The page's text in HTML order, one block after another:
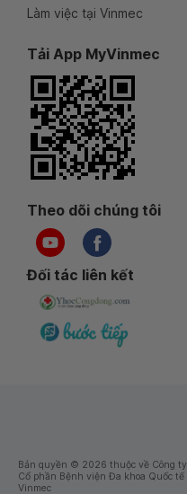
Làm việc tại Vinmec
Tải App MyVinmec
Theo dõi chúng tôi
Đối tác liên kết
Bản quyền © 2026 thuộc về Công ty
Cổ phần Bệnh viện Đa khoa Quốc tế
Vinmec